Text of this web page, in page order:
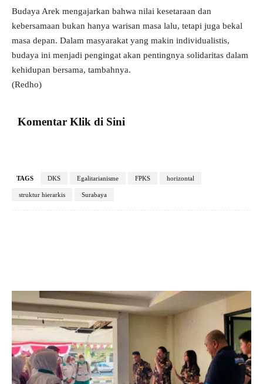
Budaya Arek mengajarkan bahwa nilai kesetaraan dan
kebersamaan bukan hanya warisan masa lalu, tetapi juga bekal
masa depan. Dalam masyarakat yang makin individualistis,
budaya ini menjadi pengingat akan pentingnya solidaritas dalam
kehidupan bersama, tambahnya.
(Redho)
Komentar Klik di Sini
TAGS DKS Egalitarianisme FPKS horizontal
struktur hierarkis Surabaya